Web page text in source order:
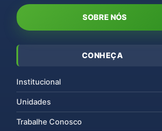
SOBRE NÓS
CONHEÇA
Institucional
Unidades
Trabalhe Conosco